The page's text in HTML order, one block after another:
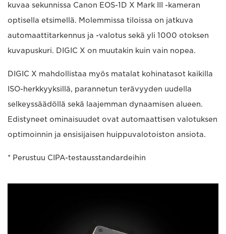
kuvaa sekunnissa Canon EOS-1D X Mark III -kameran
optisella etsimellä. Molemmissa tiloissa on jatkuva
automaattitarkennus ja -valotus sekä yli 1000 otoksen
kuvapuskuri. DIGIC X on muutakin kuin vain nopea.
DIGIC X mahdollistaa myös matalat kohinatasot kaikilla
ISO-herkkyyksillä, parannetun terävyyden uudella
selkeyssäädöllä sekä laajemman dynaamisen alueen.
Edistyneet ominaisuudet ovat automaattisen valotuksen
optimoinnin ja ensisijaisen huippuvalotoiston ansiota.
* Perustuu CIPA-testausstandardeihin